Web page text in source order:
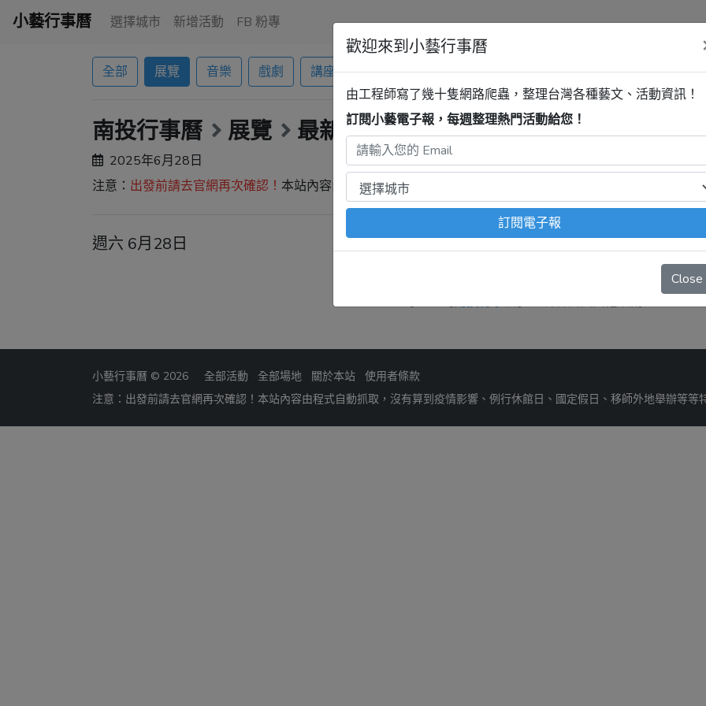
小藝行事曆 選擇城市 新增活動 FB 粉專
全部 展覽 音樂 戲劇 講座 清單
南投行事曆 展覽 最新活動
2025年6月28日
注意： 出發前請去官網再次確認！ 本站內容由程式自動抓取，沒有算到
週六 6月28日
歡迎來到小藝行事曆
由工程師寫了幾十隻網路爬蟲，整理台灣各種藝文、活動資訊！
訂閱小藝電子報，每週整理熱門活動給您！
訂閱電子報
Close
小藝行事曆 © 2026 全部活動 全部場地 關於本站
使用者條款
注意：出發前請去官網再次確認！本站內容由程式自動抓取，沒有算到疫情影響、例行休館日、國定假日、移師外地舉辦等等